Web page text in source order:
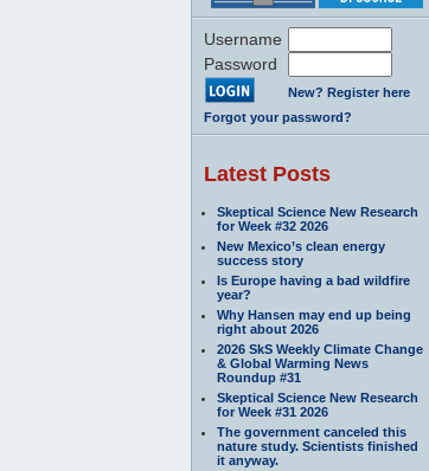
Username
Password
New? Register here
Forgot your password?
Latest Posts
Skeptical Science New Research
for Week #32 2026
New Mexico’s clean energy
success story
Is Europe having a bad wildfire
year?
Why Hansen may end up being
right about 2026
2026 SkS Weekly Climate Change
& Global Warming News
Roundup #31
Skeptical Science New Research
for Week #31 2026
The government canceled this
nature study. Scientists finished
it anyway.